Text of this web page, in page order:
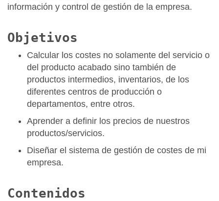
información y control de gestión de la empresa.
Objetivos
Calcular los costes no solamente del servicio o
del producto acabado sino también de
productos intermedios, inventarios, de los
diferentes centros de producción o
departamentos, entre otros.
Aprender a definir los precios de nuestros
productos/servicios.
Diseñar el sistema de gestión de costes de mi
empresa.
Contenidos